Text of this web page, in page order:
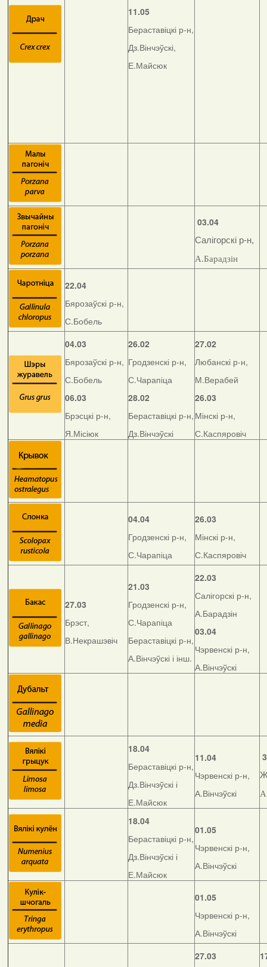
11.05
Бераставіцкі р-н,
Дз.Вінчэўскі,
Е.Майсюк
03.04
Салігорскі р-н,
А.Барадзін
22.04
Бярозаўскі р-н,
С.Бобель
04.03
Бярозаўскі р-н,
С.Бобель
06.03
Брэсцкі р-н,
Я.Місіюк
26.02
Гродзенскі р-н,
С.Чарапіца
28.02
Бераставіцкі р-н,
Дз.Вінчэўскі
27.02
Любанскі р-н,
М.Верабей
26.03
Мінскі р-н,
С.Каспяровіч
04.04
Гродзенскі р-н,
С.Чарапіца
26.03
Мінскі р-н,
С.Каспяровіч
27.03
Брэст,
В.Некрашэвіч
21.03
Гродзенскі р-н,
С.Чарапіца
Бераставіцкі р-н,
А.Вінчэўскі і інш.
22.03
Салігорскі р-н,
А.Барадзін
03.04
Чэрвенскі р-н,
А.Вінчэўскі
18.04
Бераставіцкі р-н,
Дз.Вінчэўскі і
Е.Майсюк
11.04
Чэрвенскі р-н,
А.Вінчэўскі
18.04
Бераставіцкі р-н,
Дз.Вінчэўскі і
Е.Майсюк
01.05
Чэрвенскі р-н,
А.Вінчэўскі
01.05
Чэрвенскі р-н,
А.Вінчэўскі
27.03